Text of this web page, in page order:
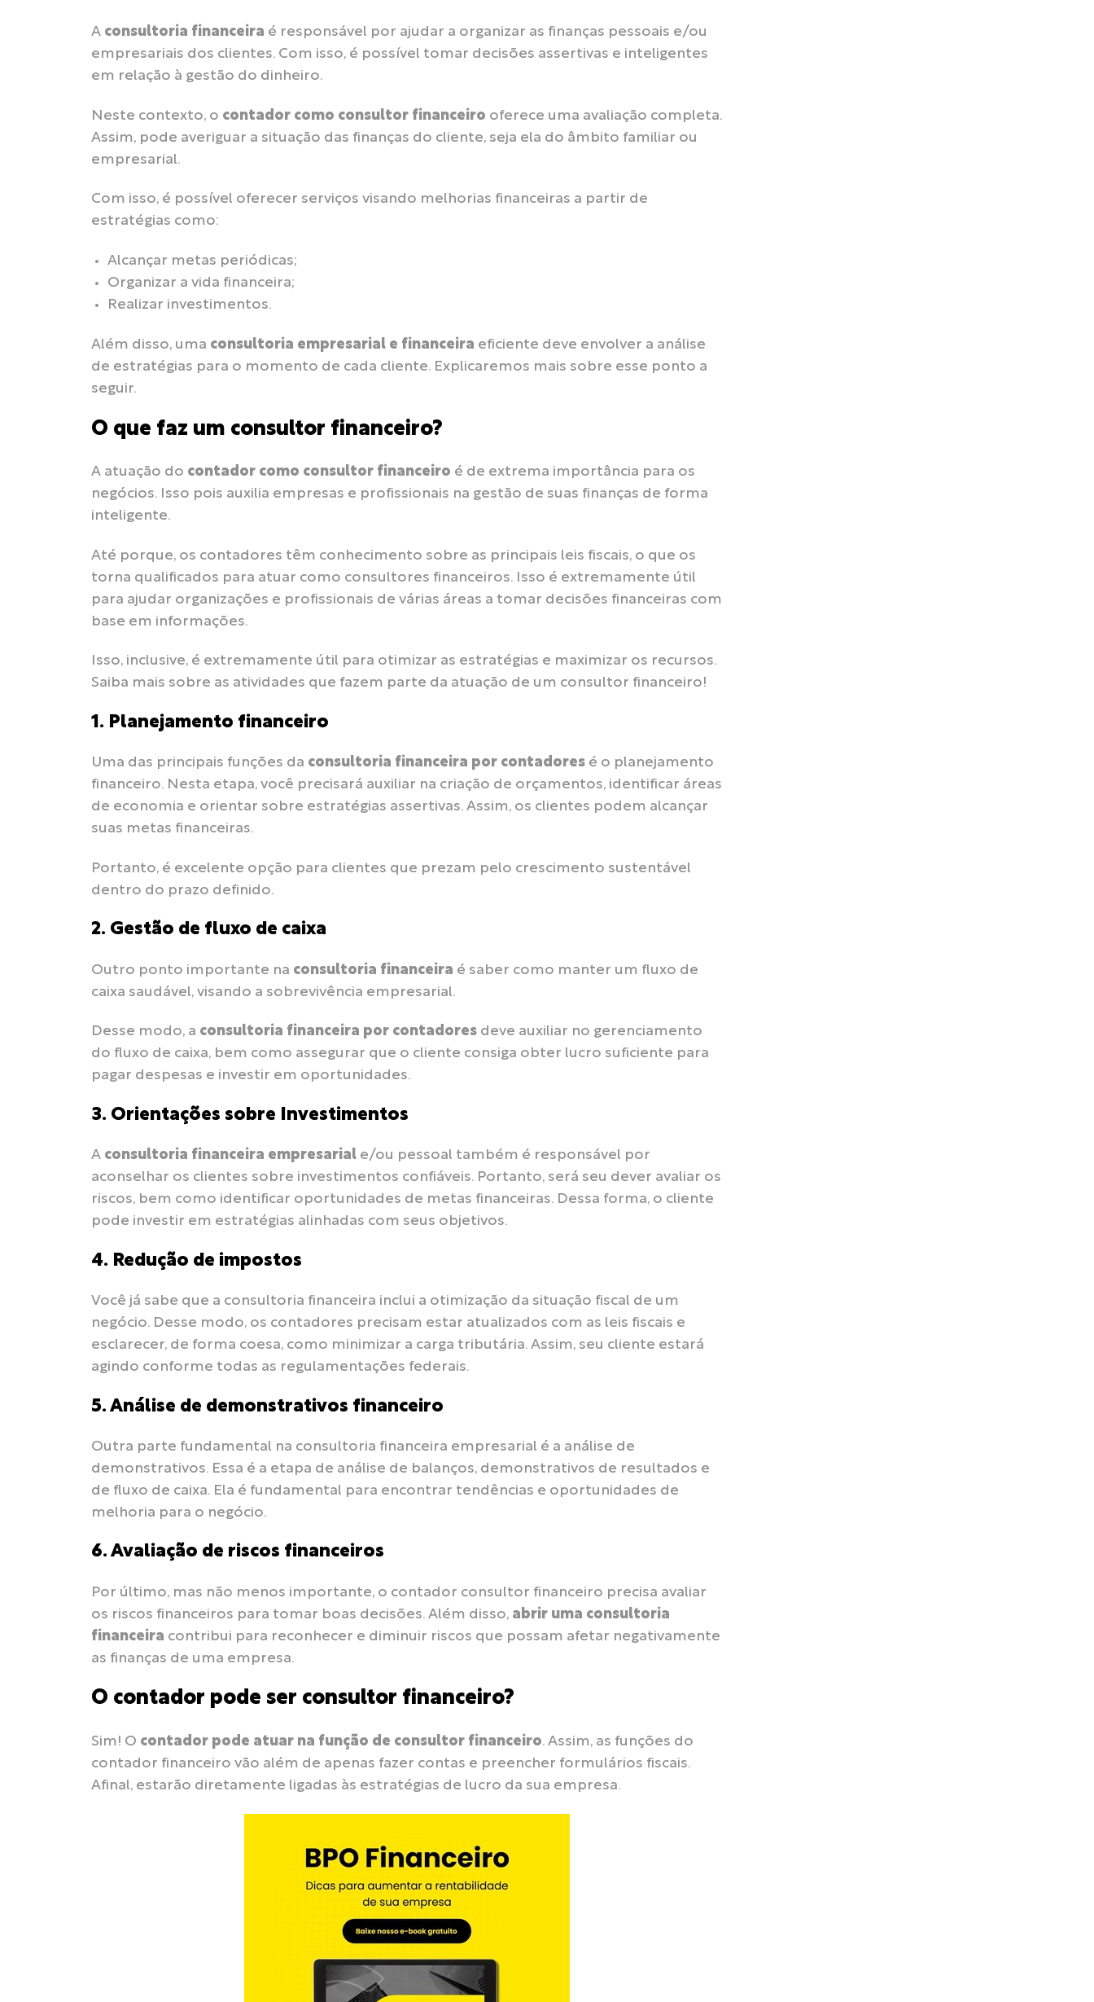
A consultoria financeira é responsável por ajudar a organizar as finanças pessoais e/ou
empresariais dos clientes. Com isso, é possível tomar decisões assertivas e inteligentes
em relação à gestão do dinheiro.
Neste contexto, o contador como consultor financeiro oferece uma avaliação completa.
Assim, pode averiguar a situação das finanças do cliente, seja ela do âmbito familiar ou
empresarial.
Com isso, é possível oferecer serviços visando melhorias financeiras a partir de
estratégias como:
Alcançar metas periódicas;
Organizar a vida financeira;
Realizar investimentos.
Além disso, uma consultoria empresarial e financeira eficiente deve envolver a análise
de estratégias para o momento de cada cliente. Explicaremos mais sobre esse ponto a
seguir.
O que faz um consultor financeiro?
A atuação do contador como consultor financeiro é de extrema importância para os
negócios. Isso pois auxilia empresas e profissionais na gestão de suas finanças de forma
inteligente.
Até porque, os contadores têm conhecimento sobre as principais leis fiscais, o que os
torna qualificados para atuar como consultores financeiros. Isso é extremamente útil
para ajudar organizações e profissionais de várias áreas a tomar decisões financeiras com
base em informações.
Isso, inclusive, é extremamente útil para otimizar as estratégias e maximizar os recursos.
Saiba mais sobre as atividades que fazem parte da atuação de um consultor financeiro!
1. Planejamento financeiro
Uma das principais funções da consultoria financeira por contadores é o planejamento
financeiro. Nesta etapa, você precisará auxiliar na criação de orçamentos, identificar áreas
de economia e orientar sobre estratégias assertivas. Assim, os clientes podem alcançar
suas metas financeiras.
Portanto, é excelente opção para clientes que prezam pelo crescimento sustentável
dentro do prazo definido.
2. Gestão de fluxo de caixa
Outro ponto importante na consultoria financeira é saber como manter um fluxo de
caixa saudável, visando a sobrevivência empresarial.
Desse modo, a consultoria financeira por contadores deve auxiliar no gerenciamento
do fluxo de caixa, bem como assegurar que o cliente consiga obter lucro suficiente para
pagar despesas e investir em oportunidades.
3. Orientações sobre Investimentos
A consultoria financeira empresarial e/ou pessoal também é responsável por
aconselhar os clientes sobre investimentos confiáveis. Portanto, será seu dever avaliar os
riscos, bem como identificar oportunidades de metas financeiras. Dessa forma, o cliente
pode investir em estratégias alinhadas com seus objetivos.
4. Redução de impostos
Você já sabe que a consultoria financeira inclui a otimização da situação fiscal de um
negócio. Desse modo, os contadores precisam estar atualizados com as leis fiscais e
esclarecer, de forma coesa, como minimizar a carga tributária. Assim, seu cliente estará
agindo conforme todas as regulamentações federais.
5. Análise de demonstrativos financeiro
Outra parte fundamental na consultoria financeira empresarial é a análise de
demonstrativos. Essa é a etapa de análise de balanços, demonstrativos de resultados e
de fluxo de caixa. Ela é fundamental para encontrar tendências e oportunidades de
melhoria para o negócio.
6. Avaliação de riscos financeiros
Por último, mas não menos importante, o contador consultor financeiro precisa avaliar
os riscos financeiros para tomar boas decisões. Além disso, abrir uma consultoria
financeira contribui para reconhecer e diminuir riscos que possam afetar negativamente
as finanças de uma empresa.
O contador pode ser consultor financeiro?
Sim! O contador pode atuar na função de consultor financeiro. Assim, as funções do
contador financeiro vão além de apenas fazer contas e preencher formulários fiscais.
Afinal, estarão diretamente ligadas às estratégias de lucro da sua empresa.